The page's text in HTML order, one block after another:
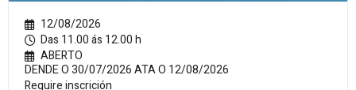
12/08/2026
Das 11.00 ás 12.00 h
ABERTO
DENDE O 30/07/2026 ATA O 12/08/2026
Require inscrición